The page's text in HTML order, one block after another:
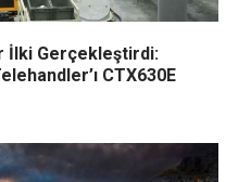
İlki Gerçekleştirdi:
CTX630E